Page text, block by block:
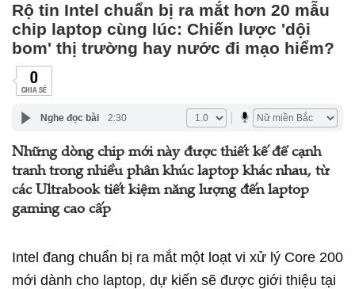
Rộ tin Intel chuẩn bị ra mắt hơn 20 mẫu
chip laptop cùng lúc: Chiến lược 'dội
bom' thị trường hay nước đi mạo hiểm?
0
CHIA SẺ
Nghe đọc bài 2:30
Những dòng chip mới này được thiết kế để cạnh
tranh trong nhiều phân khúc laptop khác nhau, từ
các Ultrabook tiết kiệm năng lượng đến laptop
gaming cao cấp
Intel đang chuẩn bị ra mắt một loạt vi xử lý Core 200
mới dành cho laptop, dự kiến sẽ được giới thiệu tại